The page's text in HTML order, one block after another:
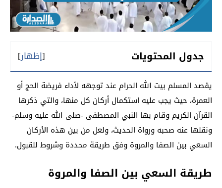
جدول المحتويات [إظهار]
يقصد المسلم بيت الله الحرام عند توجهه لأداء فريضة الحج أو
العمرة، حيث يجب عليه استكمال أركان كل منها، والتي ذكرها
القرآن الكريم وقام بها النبي المصطفى -صلى الله عليه وسلم-
ونقلها عنه صحبه ورواة الحديث، ولعل من بين هذه الأركان
السعي بين الصفا والمروة وفق طريقة محددة وشروط للقبول.
طريقة السعي بين الصفا والمروة